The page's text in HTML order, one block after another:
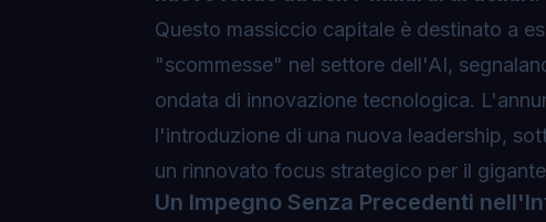
Questo massiccio capitale è destinato a
"scommesse" nel settore dell'AI,
ondata di innovazione tecnologica.
l'introduzione di una nuova leadership,
un rinnovato focus strategico per il
Un Impegno Senza Precedenti